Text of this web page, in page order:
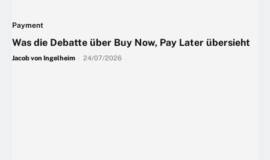
Payment
Was die Debatte über Buy Now, Pay Later übersieht
Jacob von Ingelheim 24/07/2026